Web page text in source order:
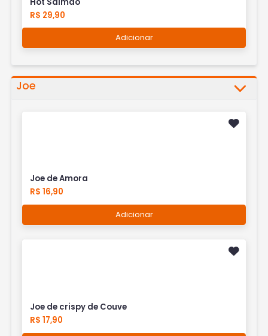
R$ 29,90
Adicionar
Joe
Joe de Amora
R$ 16,90
Adicionar
Joe de crispy de Couve
R$ 17,90